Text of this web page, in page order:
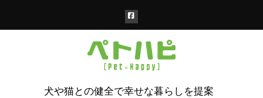
犬や猫との健全で幸せな暮らしを提案